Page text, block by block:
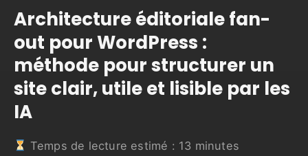
Architecture éditoriale fan-
out pour WordPress :
méthode pour structurer un
site clair, utile et lisible par les
IA
Temps de lecture estimé : 13 minutes